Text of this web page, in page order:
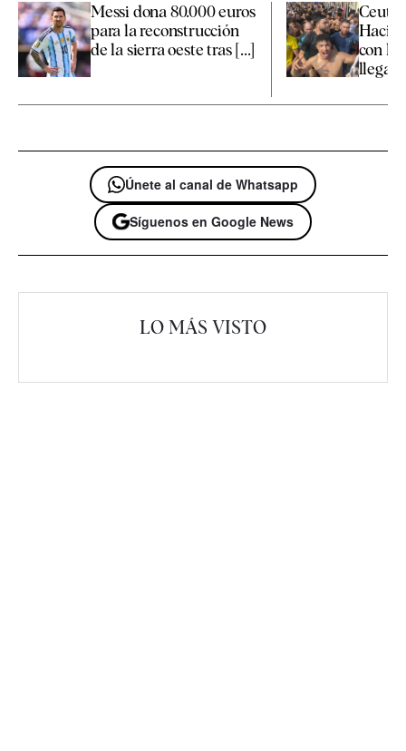
Messi dona 80.000 euros
para la reconstrucción
de la sierra oeste tras [...]
Ceuta
con
Únete al canal de Whatsapp
Síguenos en Google News
LO MÁS VISTO